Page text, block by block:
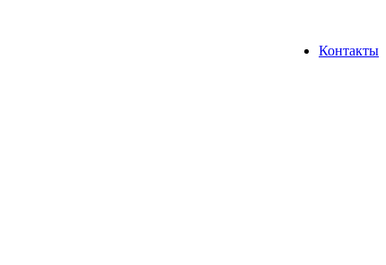
Контакты